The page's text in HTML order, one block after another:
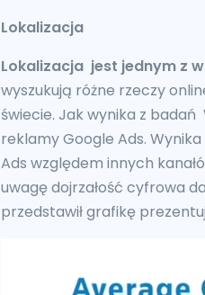
Lokalizacja
Lokalizacja jest jednym z
wyszukują różne rzeczy
świecie. Jak wynika z
reklamy Google Ads.
Ads względem innych
uwagę dojrzałość cyfrowa
przedstawił grafikę